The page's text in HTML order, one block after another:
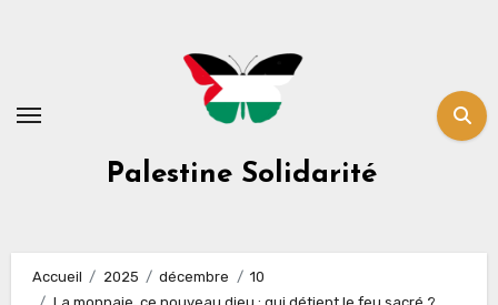
Palestine Solidarité
Accueil 2025 décembre
10